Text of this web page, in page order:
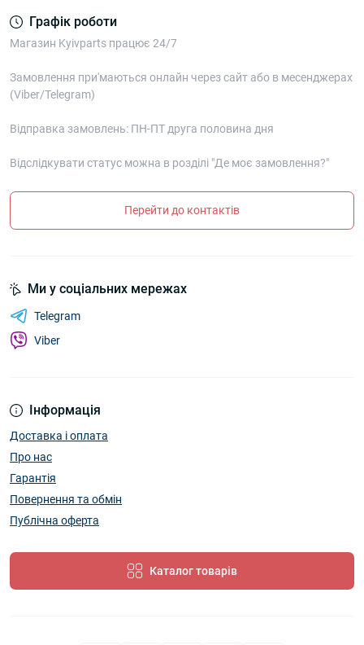
Графік роботи
Магазин Kyivparts працює 24/7
Замовлення при'маються онлайн через сайт або в месенджерах
(Viber/Telegram)
Відправка замовлень: ПН-ПТ друга половина дня
Відслідкувати статус можна в розділі "Де моє замовлення?"
Перейти до контактів
Інформація
Доставка і оплата
Про нас
Гарантія
Повернення та обмін
Публічна оферта
Каталог товарів
Ми у соціальних мережах
Telegram
Viber